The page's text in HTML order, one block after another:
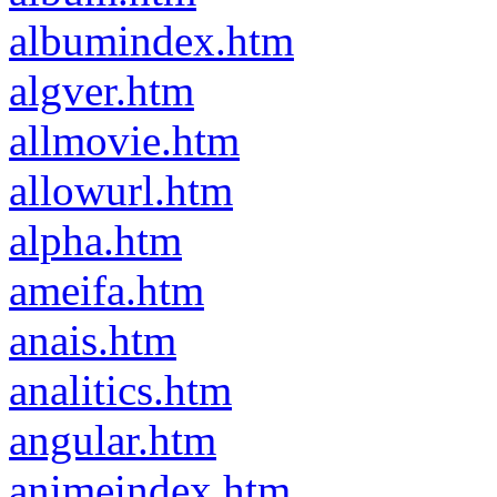
albumindex.htm
algver.htm
allmovie.htm
allowurl.htm
alpha.htm
ameifa.htm
anais.htm
analitics.htm
angular.htm